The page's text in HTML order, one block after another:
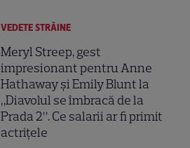
VEDETE STRĂINE
Meryl Streep, gest
impresionant pentru Anne
Hathaway și Emily Blunt la
„Diavolul se îmbracă de la
Prada 2”. Ce salarii ar fi primit
actrițele